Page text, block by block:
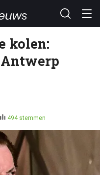
kolen:
494 stemmen